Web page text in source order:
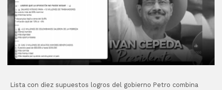
Lista con diez supuestos logros del gobierno Petro combina